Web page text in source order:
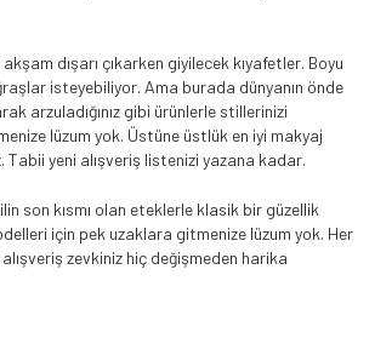
dışarı çıkarken giyilecek kıyafetler. Boyu
isteyebiliyor. Ama burada dünyanın önde
arzuladığınız gibi ürünlerle stillerinizi
lüzum yok. Üstüne üstlük en iyi makyaj
yeni alışveriş listenizi yazana kadar.
son kısmı olan eteklerle klasik bir güzellik
için pek uzaklara gitmenize lüzum yok. Her
zevkiniz hiç değişmeden harika